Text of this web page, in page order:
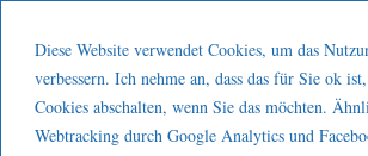
Diese Website verwendet Cookies, um das
verbessern. Ich nehme an, dass das für Sie ok
Cookies abschalten, wenn Sie das möchten.
Webtracking durch Google Analytics und
GeeMco :
Götz Müller
Consulting
Warum keine
manchmal die beste